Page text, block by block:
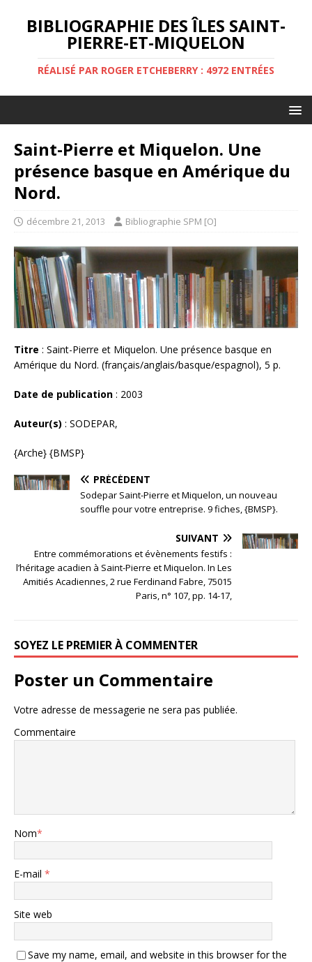
BIBLIOGRAPHIE DES ÎLES SAINT-
PIERRE-ET-MIQUELON
RÉALISÉ PAR ROGER ETCHEBERRY : 4972 ENTRÉES
Saint-Pierre et Miquelon. Une
présence basque en Amérique du
Nord.
décembre 21, 2013 Bibliographie SPM [O]
Titre : Saint-Pierre et Miquelon. Une présence basque en
Amérique du Nord. (français/anglais/basque/espagnol), 5 p.
Date de publication : 2003
Auteur(s) : SODEPAR,
{Arche} {BMSP}
PRÉCÉDENT
Sodepar Saint-Pierre et Miquelon, un nouveau
souffle pour votre entreprise. 9 fiches, {BMSP}.
SUIVANT
Entre commémorations et évènements festifs :
l’héritage acadien à Saint-Pierre et Miquelon. In Les
Amitiés Acadiennes, 2 rue Ferdinand Fabre, 75015
Paris, n° 107, pp. 14-17,
SOYEZ LE PREMIER À COMMENTER
Poster un Commentaire
Votre adresse de messagerie ne sera pas publiée.
Commentaire
Nom*
E-mail *
Site web
Save my name, email, and website in this browser for the